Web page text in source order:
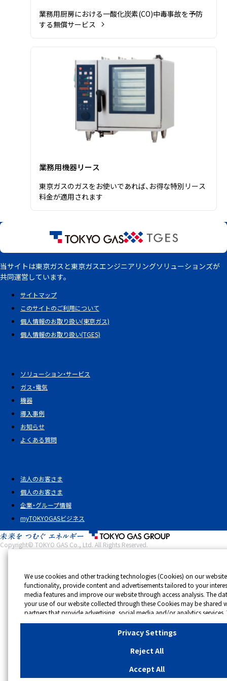
⁩業務用厨房における一酸化炭素(CO)中毒事故を予防
する無償サービス
業務用機器リース
⁩東京ガスのガスをお使いであれば、お得な特別リース
料金が適用されます
サイトマップ
このサイトのご利用について
個人情報のお取り扱い(東京ガス)
個人情報のお取り扱い(TGES)
ソリューション・サービス
ガス・電気
機器
導入事例
お知らせ
よくある質問
法人のお客さま
個人のお客さま
企業・グループ情報
myTOKYOGASビジネス
当サイトは東京ガスと東京ガスエンジニアリングソリューションズが
共同運営しています。
Copyright© TOKYO GAS Co., Ltd. All Rights Reserved.
We use cookies and other tracking technologies (Cookies) on our
functionality, provide content and advertisements tailored to your
media features and improve our website through access analysis. The
your use of our website collected through these Cookies may be shared
partners that provide advertising, social media and/or analytics services.
may combine the data shared by us with other data that you have
that they have collected from your use of their services or other websites
optimise advertisements delivered to you by businesses other than us on
you wish to reject the use of all Cookies except for Strictly Necessary
click "Reject All". If you agree to the use of all Cookies, please click
your preferences for each purpose, please click "Privacy Settings"
change your consent or rejection settings at any time by clicking the
Privacy Settings
Reject All
Accept All